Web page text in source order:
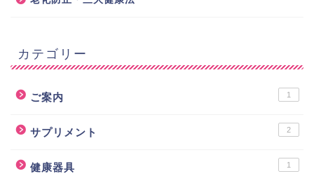
カテゴリー
ご案内 1
サプリメント 2
健康器具 1